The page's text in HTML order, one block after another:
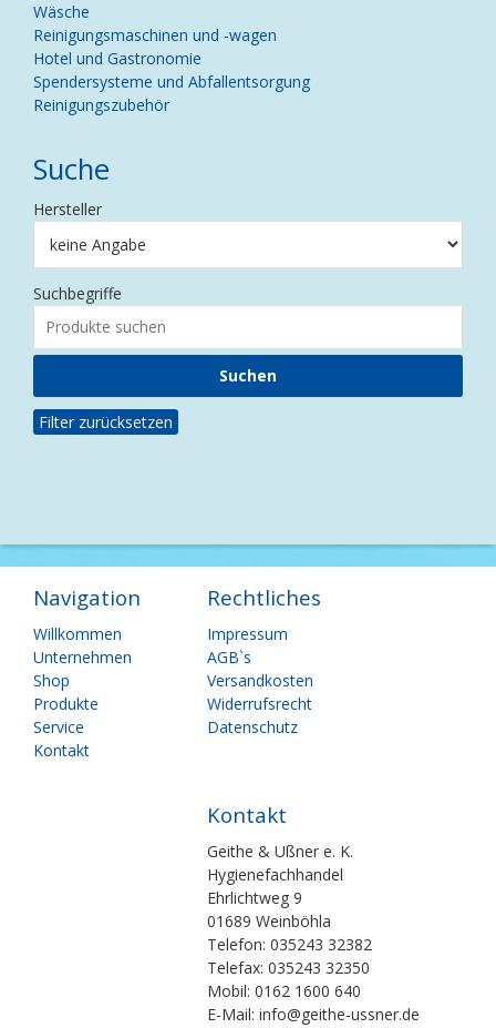
Wäsche
Reinigungsmaschinen und -wagen
Hotel und Gastronomie
Spendersysteme und Abfallentsorgung
Reinigungszubehör
Suche
Hersteller
Suchbegriffe
Filter zurücksetzen
Navigation
Navigation
überspringen
Willkommen
Unternehmen
Shop
Produkte
Service
Kontakt
Rechtliches
Navigation
überspringen
Impressum
AGB`s
Versandkosten
Widerrufsrecht
Datenschutz
Kontakt
Geithe & Ußner e. K.
Hygienefachhandel
Ehrlichtweg 9
01689 Weinböhla
Telefon: 035243 32382
Telefax: 035243 32350
Mobil: 0162 1600 640
E-Mail: info@geithe-ussner.de